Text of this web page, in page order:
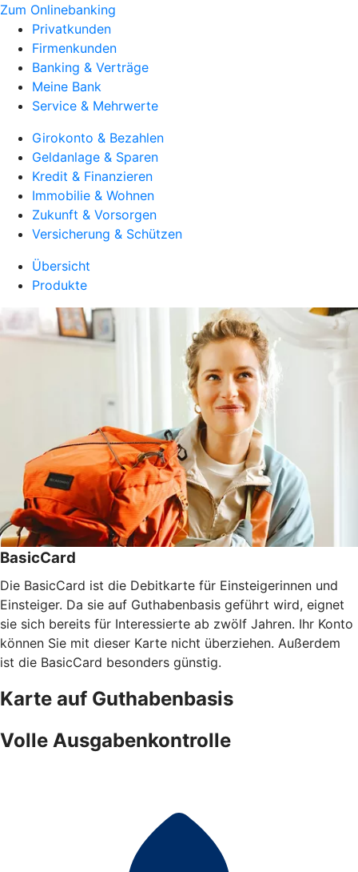
Zum Onlinebanking
Privatkunden
Firmenkunden
Banking & Verträge
Meine Bank
Service & Mehrwerte
Girokonto & Bezahlen
Geldanlage & Sparen
Kredit & Finanzieren
Immobilie & Wohnen
Zukunft & Vorsorgen
Versicherung & Schützen
Übersicht
Produkte
BasicCard
Die BasicCard ist die Debitkarte für Einsteigerinnen und
Einsteiger. Da sie auf Guthabenbasis geführt wird, eignet
sie sich bereits für Interessierte ab zwölf Jahren. Ihr Konto
können Sie mit dieser Karte nicht überziehen. Außerdem
ist die BasicCard besonders günstig.
Karte auf Guthabenbasis
Volle Ausgabenkontrolle